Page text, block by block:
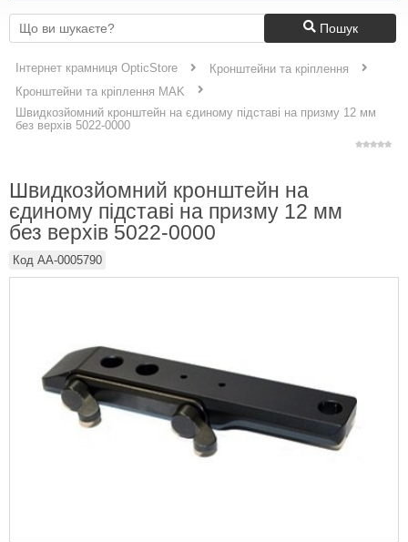
Пошук
Інтернет крамниця OpticStore
Кронштейни та кріплення
Кронштейни та кріплення MAK
Швидкозйомний кронштейн на єдиному підставі на призму 12 мм
без верхів 5022-0000
Швидкозйомний кронштейн на
єдиному підставі на призму 12 мм
без верхів 5022-0000
Код AA-0005790